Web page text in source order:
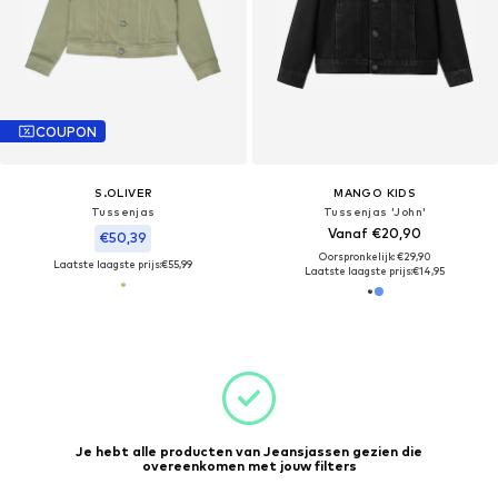
COUPON
S.OLIVER
Tussenjas
€50,39
Laatste laagste prijs:€55,99
MANGO KIDS
Tussenjas 'John'
Vanaf €20,90
Oorspronkelijk: €29,90
Laatste laagste prijs:€14,95
Je hebt alle producten van Jeansjassen gezien die
overeenkomen met jouw filters